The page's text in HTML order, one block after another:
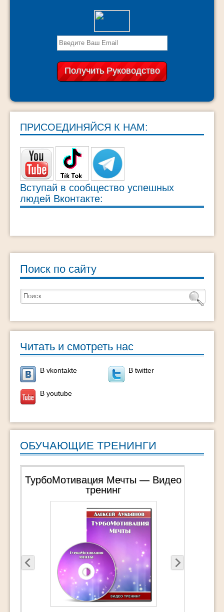
ПРИСОЕДИНЯЙСЯ К НАМ:
Вступай в сообщество успешных
людей Вконтакте:
Поиск по сайту
Читать и смотреть нас
В vkontakte В twitter
В youtube
ОБУЧАЮЩИЕ ТРЕНИНГИ
Мечты — Видео
тренинг
Апгрейд